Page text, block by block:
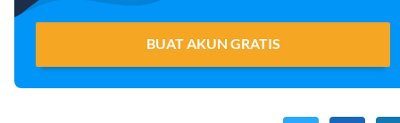
BUAT AKUN GRATIS